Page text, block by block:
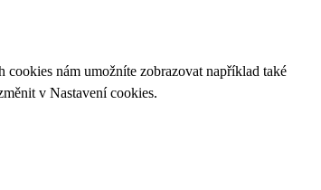
nám umožníte zobrazovat například také
v Nastavení cookies.